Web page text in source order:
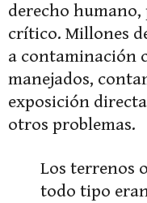
derecho humano,
crítico. Millones
a contaminación
manejados,
exposición
otros problemas.
Los terrenos
todo tipo